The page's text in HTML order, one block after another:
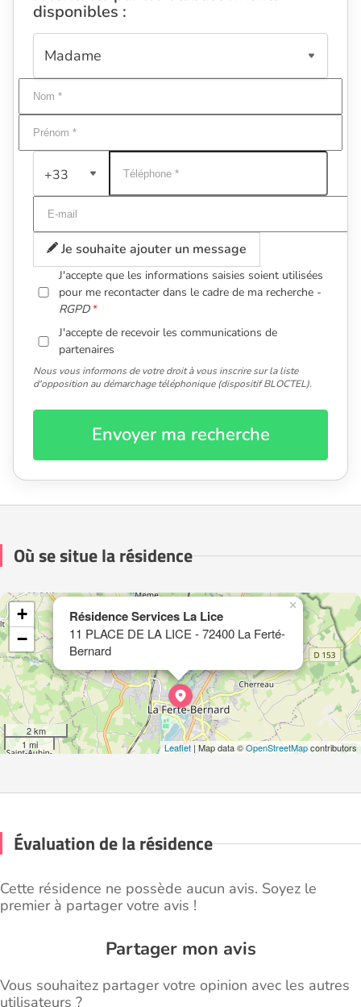
disponibles :
+33
Je souhaite ajouter un message
J'accepte que les informations saisies soient utilisées
pour me recontacter dans le cadre de ma recherche -
RGPD
J'accepte de recevoir les communications de
partenaires
Nous vous informons de votre droit à vous inscrire sur la liste
d'opposition au démarchage téléphonique (dispositif BLOCTEL).
Envoyer ma recherche
Où se situe la résidence
Résidence Services La Lice
11 PLACE DE LA LICE - 72400 La Ferté-
Bernard
×
+
−
2 km
1 mi
Leaflet | Map data ©OpenStreetMapcontributors
Évaluation de la résidence
Cette résidence ne possède aucun avis. Soyez le
premier à partager votre avis !
Partager mon avis
Vous souhaitez partager votre opinion avec les autres
utilisateurs ?